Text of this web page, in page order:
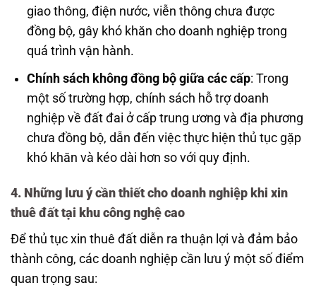
giao thông, điện nước, viễn thông chưa được
đồng bộ, gây khó khăn cho doanh nghiệp trong
quá trình vận hành.
Chính sách không đồng bộ giữa các cấp: Trong
một số trường hợp, chính sách hỗ trợ doanh
nghiệp về đất đai ở cấp trung ương và địa phương
chưa đồng bộ, dẫn đến việc thực hiện thủ tục gặp
khó khăn và kéo dài hơn so với quy định.
4. Những lưu ý cần thiết cho doanh nghiệp khi xin
thuê đất tại khu công nghệ cao
Để thủ tục xin thuê đất diễn ra thuận lợi và đảm bảo
thành công, các doanh nghiệp cần lưu ý một số điểm
quan trọng sau: